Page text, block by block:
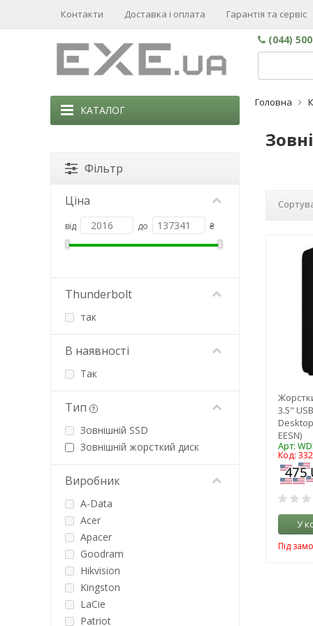
Контакти Доставка і оплата Гарантія та сервіс
(044)
КАТАЛОГ
Головна
3.5"
EESN)
Арт:
Код:
У
Під
Фільтр
Ціна
від до ₴
Thunderbolt
так
В наявності
Так
Тип
Зовнішній SSD
Зовнішній жорсткий диск
Виробник
A-Data
Acer
Apacer
Goodram
Hikvision
Kingston
LaCie
Patriot